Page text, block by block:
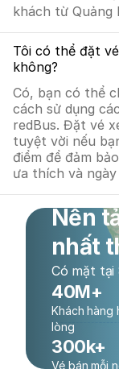
khách từ
Tôi có thể đặt
không?
Có, bạn có thể
cách sử dụng
redBus. Đặt vé
tuyệt vời nếu
điểm để đảm
ưa thích và
Nền
nhất
Có mặt tại
40M+
Khách hàng
lòng
300k+
Vé bán mỗi